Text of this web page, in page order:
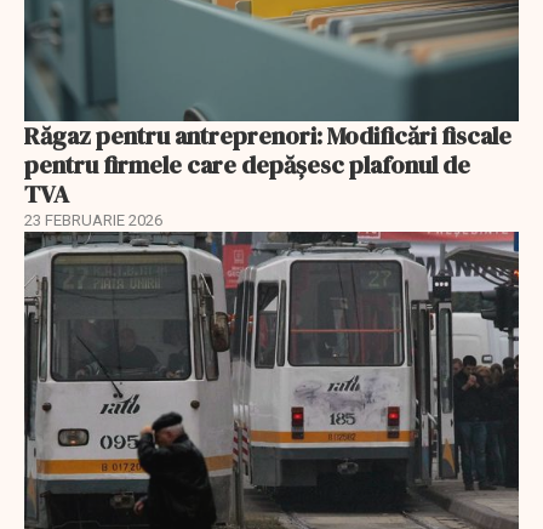
Răgaz pentru antreprenori: Modificări fiscale
pentru firmele care depășesc plafonul de
TVA
23 FEBRUARIE 2026
EXCLUSIV